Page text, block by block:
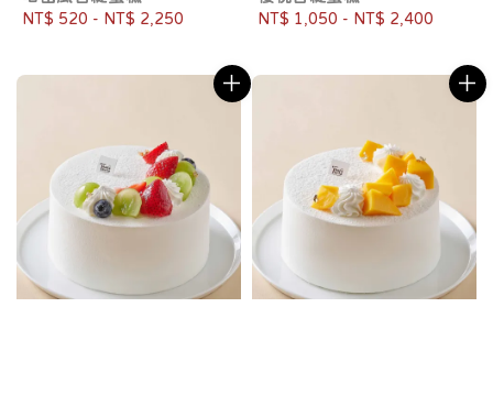
Regular
NT$ 520 - NT$ 2,250
Regular
NT$ 1,050 - NT$ 2,400